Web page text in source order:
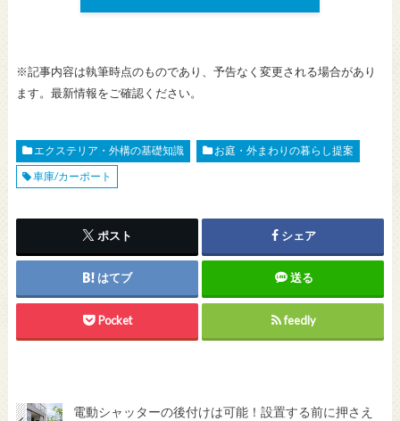
※記事内容は執筆時点のものであり、予告なく変更される場合があり
ます。最新情報をご確認ください。
エクステリア・外構の基礎知識
お庭・外まわりの暮らし提案
車庫/カーポート
ポスト シェア
はてブ 送る
Pocket feedly
電動シャッターの後付けは可能！設置する前に押さえ